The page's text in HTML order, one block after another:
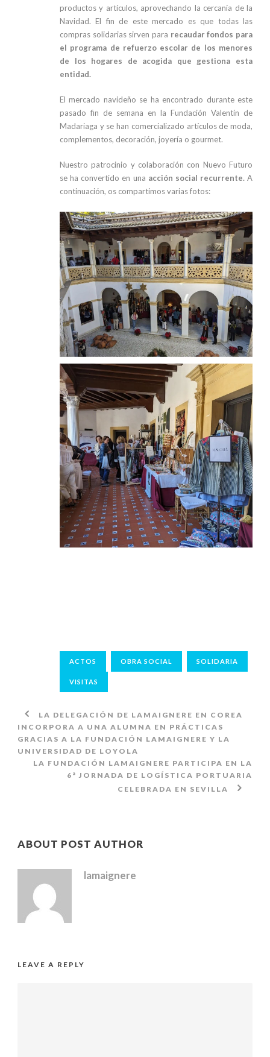
productos y artículos, aprovechando la cercanía de la
Navidad. El fin de este mercado es que todas las
compras solidarias sirven para recaudar fondos para
el programa de refuerzo escolar de los menores
de los hogares de acogida que gestiona esta
entidad.
El mercado navideño se ha encontrado durante este
pasado fin de semana en la Fundación Valentín de
Madariaga y se han comercializado artículos de moda,
complementos, decoración, joyería o gourmet.
Nuestro patrocinio y colaboración con Nuevo Futuro
se ha convertido en una acción social recurrente. A
continuación, os compartimos varias fotos:
ACTOS OBRA SOCIAL SOLIDARIA
VISITAS
LA DELEGACIÓN DE LAMAIGNERE EN COREA
INCORPORA A UNA ALUMNA EN PRÁCTICAS
GRACIAS A LA FUNDACIÓN LAMAIGNERE Y LA
UNIVERSIDAD DE LOYOLA
LA FUNDACIÓN LAMAIGNERE PARTICIPA EN LA
6ª JORNADA DE LOGÍSTICA PORTUARIA
CELEBRADA EN SEVILLA
ABOUT POST AUTHOR
lamaignere
LEAVE A REPLY